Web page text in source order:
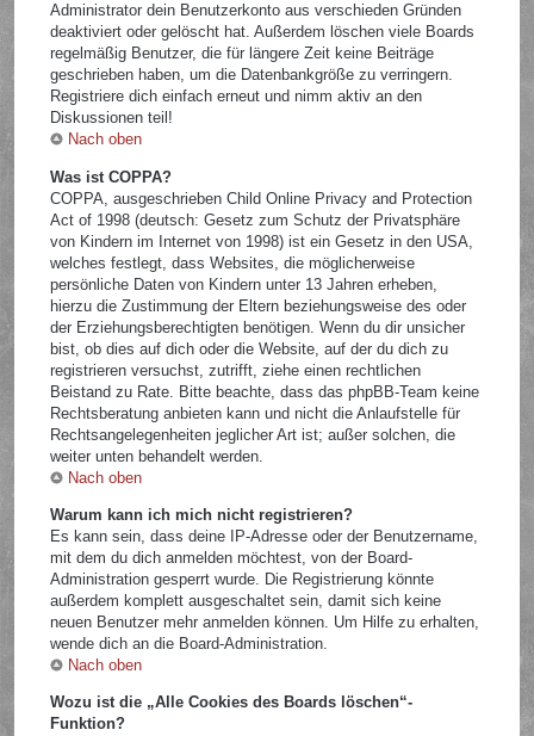
Administrator dein Benutzerkonto aus verschieden Gründen
deaktiviert oder gelöscht hat. Außerdem löschen viele Boards
regelmäßig Benutzer, die für längere Zeit keine Beiträge
geschrieben haben, um die Datenbankgröße zu verringern.
Registriere dich einfach erneut und nimm aktiv an den
Diskussionen teil!
Nach oben
Was ist COPPA?
COPPA, ausgeschrieben Child Online Privacy and Protection
Act of 1998 (deutsch: Gesetz zum Schutz der Privatsphäre
von Kindern im Internet von 1998) ist ein Gesetz in den USA,
welches festlegt, dass Websites, die möglicherweise
persönliche Daten von Kindern unter 13 Jahren erheben,
hierzu die Zustimmung der Eltern beziehungsweise des oder
der Erziehungsberechtigten benötigen. Wenn du dir unsicher
bist, ob dies auf dich oder die Website, auf der du dich zu
registrieren versuchst, zutrifft, ziehe einen rechtlichen
Beistand zu Rate. Bitte beachte, dass das phpBB-Team keine
Rechtsberatung anbieten kann und nicht die Anlaufstelle für
Rechtsangelegenheiten jeglicher Art ist; außer solchen, die
weiter unten behandelt werden.
Nach oben
Warum kann ich mich nicht registrieren?
Es kann sein, dass deine IP-Adresse oder der Benutzername,
mit dem du dich anmelden möchtest, von der Board-
Administration gesperrt wurde. Die Registrierung könnte
außerdem komplett ausgeschaltet sein, damit sich keine
neuen Benutzer mehr anmelden können. Um Hilfe zu erhalten,
wende dich an die Board-Administration.
Nach oben
Wozu ist die „Alle Cookies des Boards löschen“-
Funktion?